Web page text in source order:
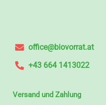
office@biovorrat.at
+43 664 1413022
Versand und Zahlung